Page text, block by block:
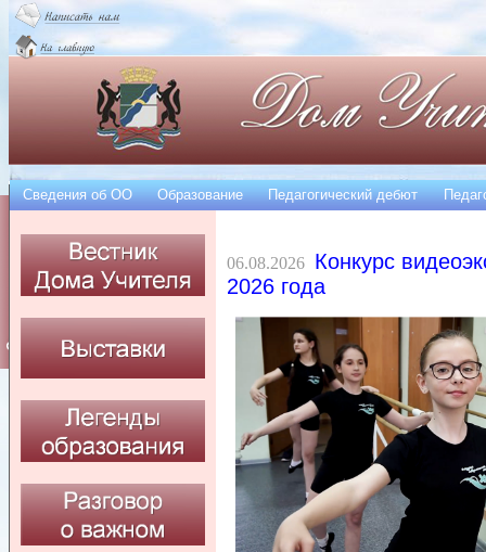
06.08.2026 Конкурс
2026 года
Сведения об OO Образование Педагогический дебют